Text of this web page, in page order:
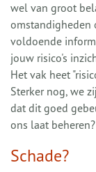
wel van groot
omstandigheden
voldoende
jouw risico's
Het vak heet
Sterker nog, we
dat dit goed
ons laat beheren?
Schade?